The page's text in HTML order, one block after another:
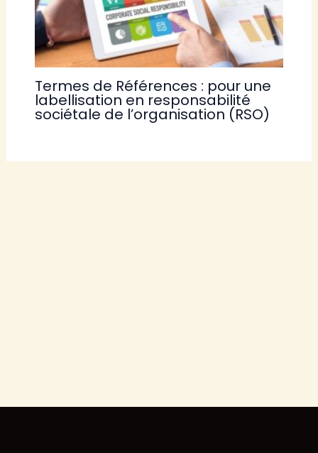
Termes de Références : pour une
labellisation en responsabilité
sociétale de l’organisation (RSO)